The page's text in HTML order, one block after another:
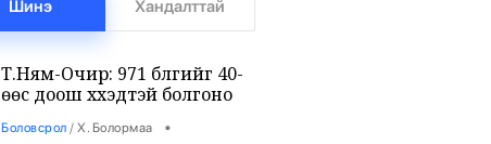
Шинэ Хандалттай
Т.Ням-Очир: 971 бүлгийг 40-
өөс доош хүүхэдтэй болгоно
Боловсрол / Х. Болормаа •